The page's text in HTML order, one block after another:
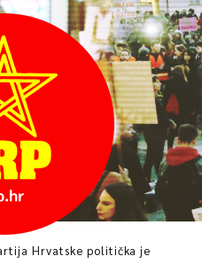
Hrvatske politička je